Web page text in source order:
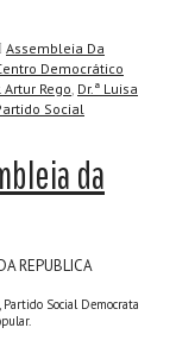
Assembleia Da
Democrático
Artur Rego, Dr.ª Luisa
Social
da
REPUBLICA
Social Democrata